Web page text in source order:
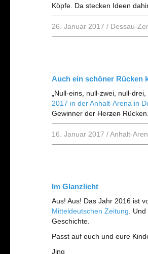
Köpfe. Da stecken Ideen
26. Januar 2017 / Dessau-
Auch ein schöner Rücken
„Null-eins, null-zwei, null-
2017 in der Anhalt-Arena in
Gewinner der Herzen Rücken.
16. Januar 2017 /Anhalt-
Im Glanzlicht
Aus! Aus! Das Jahr 2016 ist
Mitteldeutschen Zeitung .
Geschichte.
Passt auf euch und eure
Jing